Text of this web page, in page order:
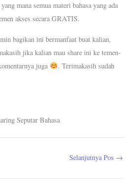
mana semua materi bahasa yang ada
akses secara GRATIS.
bagikan ini bermanfaat buat kalian,
jika kalian mau share ini ke temen-
juga
. Terimakasih sudah
Seputar Bahasa
Selanjutnya Pos →